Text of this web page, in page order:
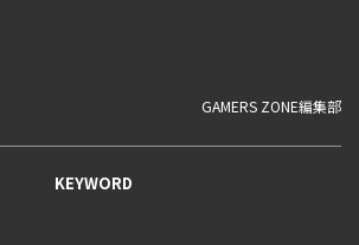
GAMERS ZONE編集部
KEYWORD